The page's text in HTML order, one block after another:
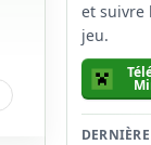
et suivre
jeu.